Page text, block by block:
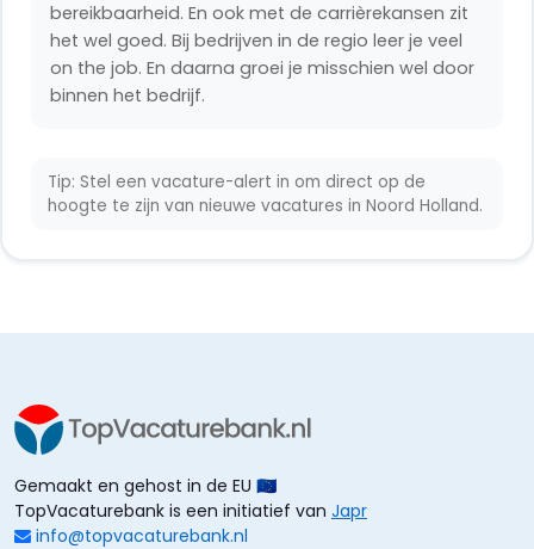
bereikbaarheid. En ook met de carrièrekansen zit
het wel goed. Bij bedrijven in de regio leer je veel
on the job. En daarna groei je misschien wel door
binnen het bedrijf.
Tip: Stel een vacature-alert in om direct op de
hoogte te zijn van nieuwe vacatures in Noord Holland.
Gemaakt en gehost in de EU 🇪🇺
TopVacaturebank is een initiatief van Japr
info@topvacaturebank.nl